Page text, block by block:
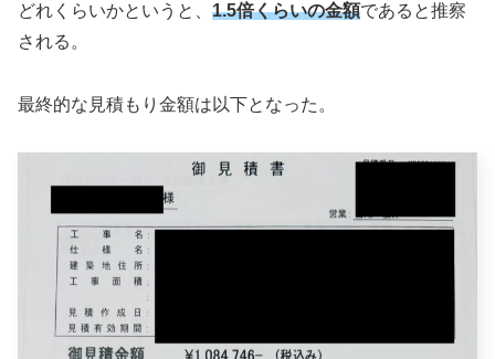
どれくらいかというと、 1.5倍くらいの金額であると推察
される。
最終的な見積もり金額は以下となった。